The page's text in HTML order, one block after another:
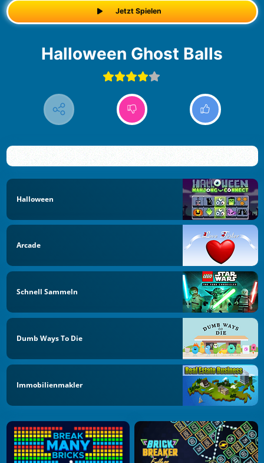
Jetzt Spielen
Halloween Ghost Balls
Halloween
Arcade
Schnell Sammeln
Dumb Ways To Die
Immobilienmakler